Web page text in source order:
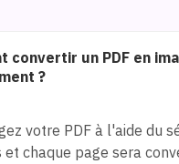
convertir un PDF en
?
votre PDF à l'aide du
et chaque page sera